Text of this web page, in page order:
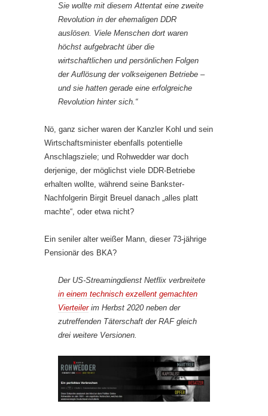
Sie wollte mit diesem Attentat eine zweite
Revolution in der ehemaligen DDR
auslösen. Viele Menschen dort waren
höchst aufgebracht über die
wirtschaftlichen und persönlichen Folgen
der Auflösung der volkseigenen Betriebe –
und sie hatten gerade eine erfolgreiche
Revolution hinter sich.“
Nö, ganz sicher waren der Kanzler Kohl und sein
Wirtschaftsminister ebenfalls potentielle
Anschlagsziele; und Rohwedder war doch
derjenige, der möglichst viele DDR-Betriebe
erhalten wollte, während seine Bankster-
Nachfolgerin Birgit Breuel danach „alles platt
machte“, oder etwa nicht?
Ein seniler alter weißer Mann, dieser 73-jährige
Pensionär des BKA?
Der US-Streamingdienst Netflix verbreitete
in einem technisch exzellent gemachten
Vierteilerim Herbst 2020 neben der
zutreffenden Täterschaft der RAF gleich
drei weitere Versionen.